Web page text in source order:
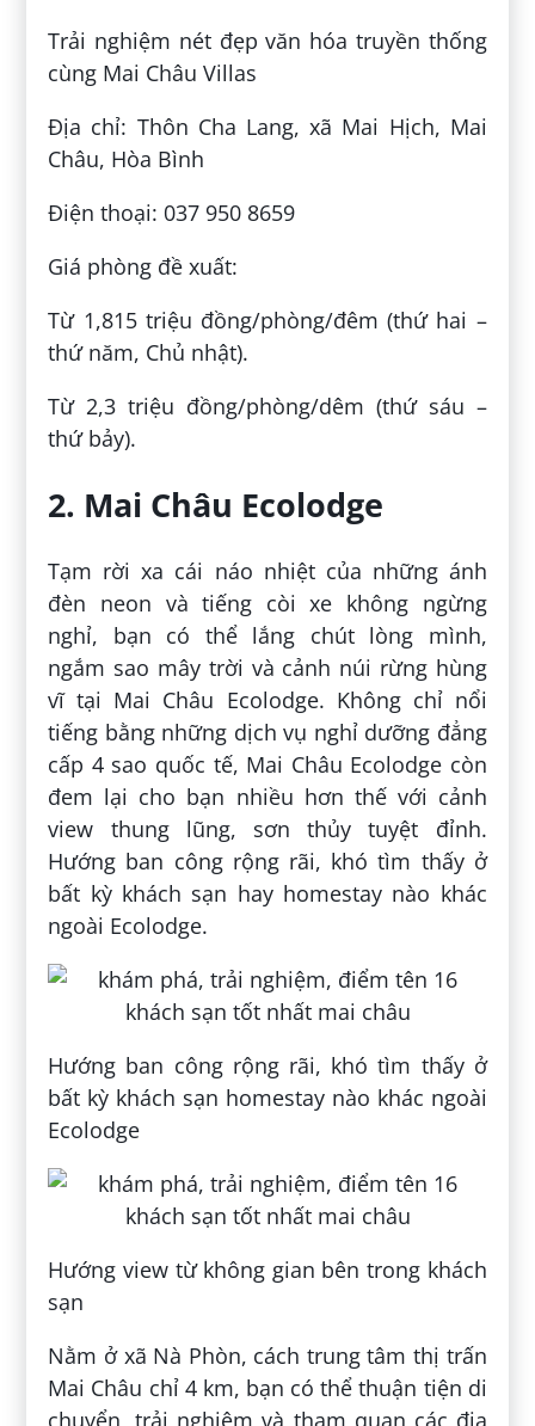
Trải nghiệm nét đẹp văn hóa truyền thống
cùng Mai Châu Villas
Địa chỉ: Thôn Cha Lang, xã Mai Hịch, Mai
Châu, Hòa Bình
Điện thoại: 037 950 8659
Giá phòng đề xuất:
Từ 1,815 triệu đồng/phòng/đêm (thứ hai –
thứ năm, Chủ nhật).
Từ 2,3 triệu đồng/phòng/dêm (thứ sáu –
thứ bảy).
2. Mai Châu Ecolodge
Tạm rời xa cái náo nhiệt của những ánh
đèn neon và tiếng còi xe không ngừng
nghỉ, bạn có thể lắng chút lòng mình,
ngắm sao mây trời và cảnh núi rừng hùng
vĩ tại Mai Châu Ecolodge. Không chỉ nổi
tiếng bằng những dịch vụ nghỉ dưỡng đẳng
cấp 4 sao quốc tế, Mai Châu Ecolodge còn
đem lại cho bạn nhiều hơn thế với cảnh
view thung lũng, sơn thủy tuyệt đỉnh.
Hướng ban công rộng rãi, khó tìm thấy ở
bất kỳ khách sạn hay homestay nào khác
ngoài Ecolodge.
Hướng ban công rộng rãi, khó tìm thấy ở
bất kỳ khách sạn homestay nào khác ngoài
Ecolodge
Hướng view từ không gian bên trong khách
sạn
Nằm ở xã Nà Phòn, cách trung tâm thị trấn
Mai Châu chỉ 4 km, bạn có thể thuận tiện di